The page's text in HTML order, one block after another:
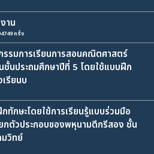
าน
ครั้ง
รมการเรียนการสอนคณิตศาสตร์
ชั้นประถมศึกษาปีที่ 5 โดยใช้แบบฝึก
รียนบ
กษะโดยใช้การเรียนรู้แบบร่วมมือ
ตัวประกอบของพหุนามดีกรีสอง ชั้น
วิทย์